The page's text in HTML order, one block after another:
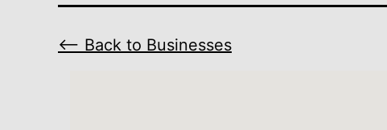
⟵ Back to Businesses